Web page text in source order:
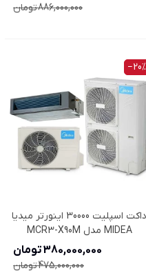
886,000,000 تومان
‎−20%
داکت اسپلیت 30000 اینورتر میدیا
MIDEA مدل MCR3-X90M
380,000,000 تومان
475,000,000 تومان